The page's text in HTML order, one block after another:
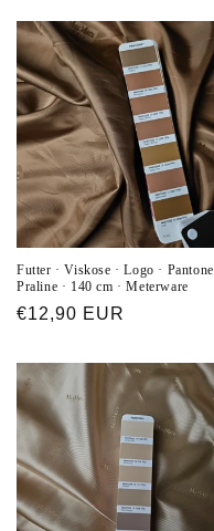
Futter · Viskose · Logo · Pantone
Praline · 140 cm · Meterware
Normaler
€12,90 EUR